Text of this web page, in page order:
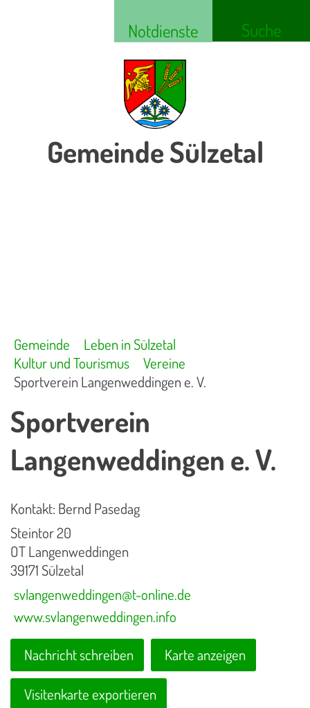
Notdienste Suche
Gemeinde Sülzetal
Gemeinde
Leben in Sülzetal
Kultur und Tourismus
Vereine
Sportverein Langenweddingen e. V.
Sportverein
Langenweddingen e. V.
Kontakt: Bernd Pasedag
Steintor 20
OT Langenweddingen
39171 Sülzetal
svlangenweddingen@t-online.de
www.svlangenweddingen.info
Nachricht schreiben Karte anzeigen
Visitenkarte exportieren